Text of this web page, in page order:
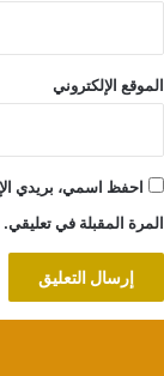
الموقع الإلكتروني
احفظ اسمي، بريدي
المرة المقبلة في تعليقي.